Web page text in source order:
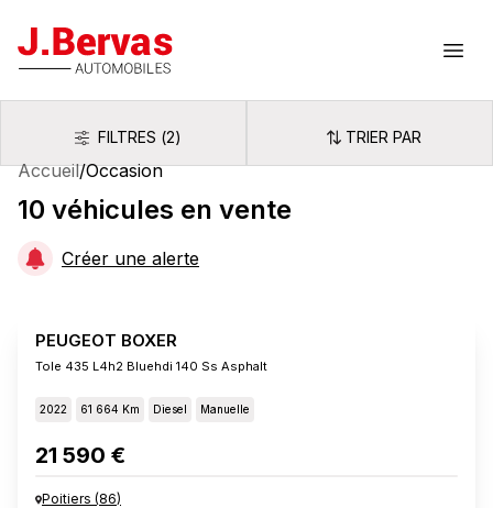
J.Bervas
FiltresFILTRES (2) Trier par
TRIER PAR
Accueil/Occasion
10 véhicules en vente
Créer une alerte
PEUGEOT BOXER
Tole 435 L4h2 Bluehdi 140 Ss Asphalt
2022 61 664 Km Diesel Manuelle
21 590 €
Poitiers (86)